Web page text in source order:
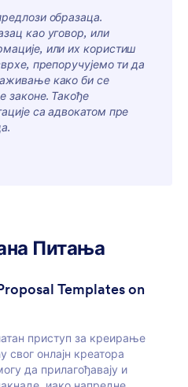
образаца.
као уговор, или
или их користиш
препоручујемо ти да
како би се
законе. Такође
са адвокатом пре
Питања
Templates on
приступ за креирање
свог онлајн креатора
да прилагођавају и